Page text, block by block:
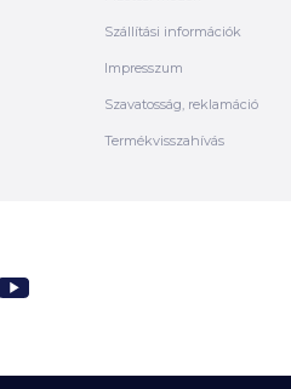
Szállítási információk
Impresszum
Szavatosság, reklamáció
Termékvisszahívás